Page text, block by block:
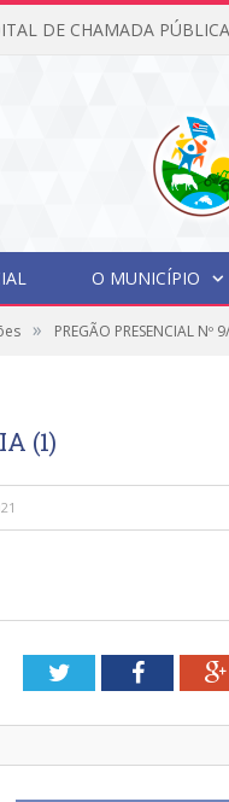
O MUNICÍPIO
» PREGÃO PRESENCIAL
(1)
TwitterFacebook